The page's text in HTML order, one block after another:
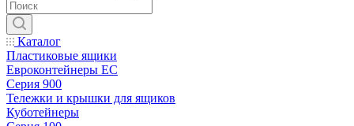
Каталог
Пластиковые ящики
Евроконтейнеры ЕС
Серия 900
Тележки и крышки для ящиков
Куботейнеры